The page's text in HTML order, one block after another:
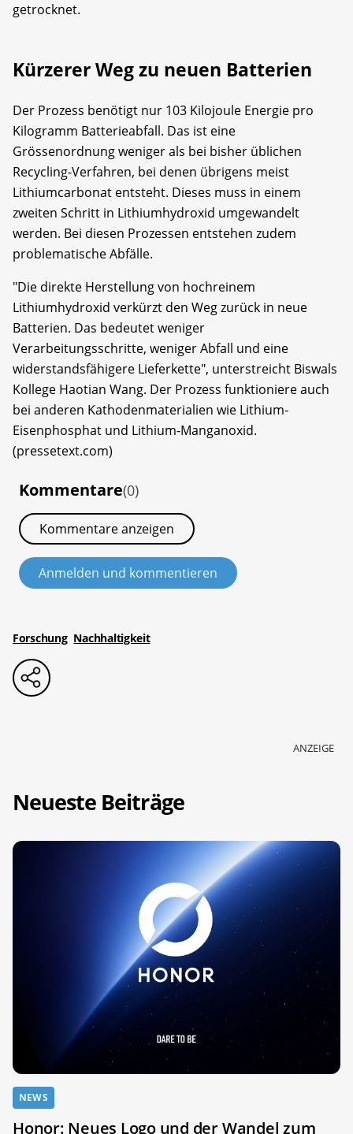
getrocknet.
Kürzerer Weg zu neuen Batterien
Der Prozess benötigt nur 103 Kilojoule Energie pro
Kilogramm Batterieabfall. Das ist eine
Grössenordnung weniger als bei bisher üblichen
Recycling-Verfahren, bei denen übrigens meist
Lithiumcarbonat entsteht. Dieses muss in einem
zweiten Schritt in Lithiumhydroxid umgewandelt
werden. Bei diesen Prozessen entstehen zudem
problematische Abfälle.
"Die direkte Herstellung von hochreinem
Lithiumhydroxid verkürzt den Weg zurück in neue
Batterien. Das bedeutet weniger
Verarbeitungsschritte, weniger Abfall und eine
widerstandsfähigere Lieferkette", unterstreicht Biswals
Kollege Haotian Wang. Der Prozess funktioniere auch
bei anderen Kathodenmaterialien wie Lithium-
Eisenphosphat und Lithium-Manganoxid.
(pressetext.com)
Kommentare(0)
Kommentare anzeigen
Anmelden und kommentieren
Forschung Nachhaltigkeit
ANZEIGE
Neueste Beiträge
NEWS
Honor: Neues Logo und der Wandel zum